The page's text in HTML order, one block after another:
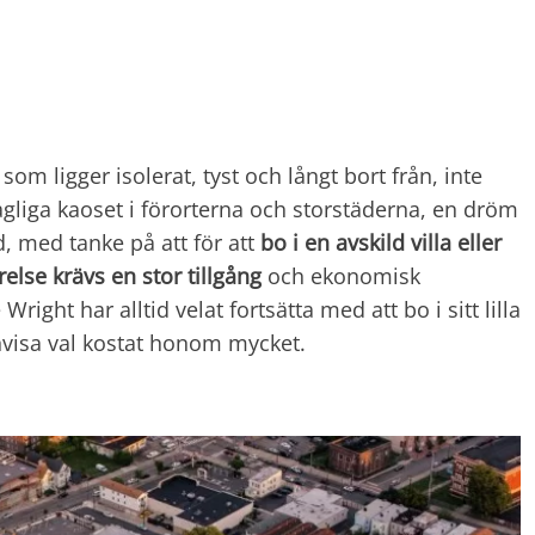
ligger isolerat, tyst och långt bort från, inte
kaoset i förorterna och storstäderna, en dröm
med tanke på att för att bo i en avskild villa eller
krävs en stor tillgångoch ekonomisk
har alltid velat fortsätta med att bo i sitt lilla
val kostat honom mycket.